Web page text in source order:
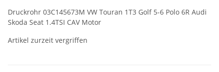
Druckrohr 03C145673M VW Touran 1T3 Golf 5-6 Polo 6R Audi
Skoda Seat 1.4TSI CAV Motor
Artikel zurzeit vergriffen